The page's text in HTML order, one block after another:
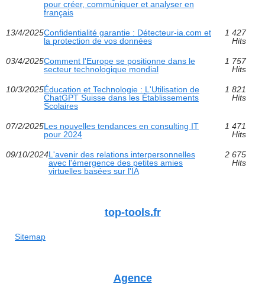
pour créer, communiquer et analyser en
français
13/4/2025Confidentialité garantie : Détecteur-ia.com et
la protection de vos données
1 427
Hits
03/4/2025Comment l'Europe se positionne dans le
secteur technologique mondial
1 757
Hits
10/3/2025Éducation et Technologie : L'Utilisation de
ChatGPT Suisse dans les Établissements
Scolaires
1 821
Hits
07/2/2025Les nouvelles tendances en consulting IT
pour 2024
1 471
Hits
09/10/2024L'avenir des relations interpersonnelles
avec l'émergence des petites amies
virtuelles basées sur l'IA
2 675
Hits
top-tools.fr
Sitemap
Agence